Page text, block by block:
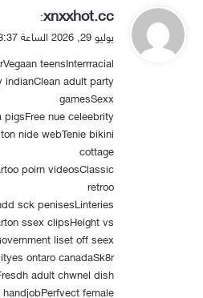
ي
و
ل
xnxxhot.cc
:
يوليو 29, 2026 الساعة 8:37 ص
teensInterrracial
adult party
gamesSexx
nue celeebrity
nide webTenie bikini
cottage
poirn videosClassic
retroo
sck penisesLinteries
ssex clipsHeight vs
liset off seex
ontaro canadaSk8r
adult chwnel dish
female